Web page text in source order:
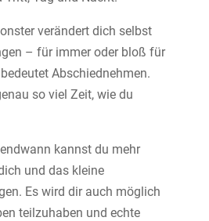
verändert dich selbst
– für immer oder bloß für
Abschiednehmen.
so viel Zeit, wie du
kannst du mehr
und das kleine
Es wird dir auch möglich
teilzuhaben und echte